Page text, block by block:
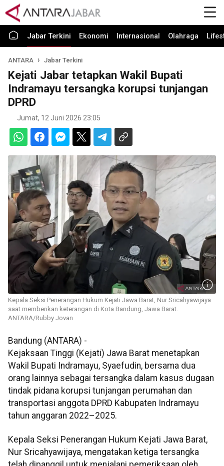
Jabar Terkini Ekonomi Internasional Olahraga
ANTARA Jabar Terkini
Kejati Jabar tetapkan Wakil Bupati
Indramayu tersangka korupsi tunjangan
DPRD
Jumat, 12 Juni 2026 23:05
Kepala Seksi Penerangan Hukum Kejati Jawa Barat, Nur Sricahyawijaya
saat memberikan keterangan di Kota Bandung, Jawa Barat.
ANTARA/Rubby Jovan
Bandung (ANTARA) -
Kejaksaan Tinggi (Kejati) Jawa Barat menetapkan
Wakil Bupati Indramayu, Syaefudin, bersama dua
orang lainnya sebagai tersangka dalam kasus dugaan
tindak pidana korupsi tunjangan perumahan dan
transportasi anggota DPRD Kabupaten Indramayu
tahun anggaran 2022–2025.
Kepala Seksi Penerangan Hukum Kejati Jawa Barat,
Nur Sricahyawijaya, mengatakan ketiga tersangka